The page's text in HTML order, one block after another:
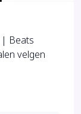
| Beats
velgen